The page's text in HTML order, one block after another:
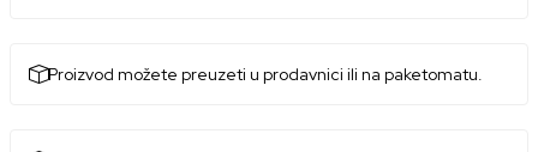
Proizvod možete preuzeti u prodavnici ili na paketomatu.